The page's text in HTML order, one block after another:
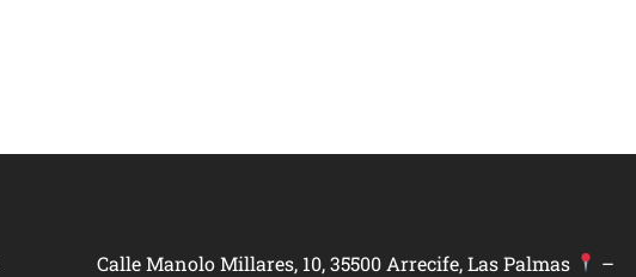
Calle Manolo Millares, 10, 35500 Arrecife, Las Palmas
–